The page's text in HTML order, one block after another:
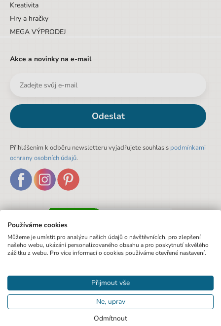
Kreativita
Hry a hračky
MEGA VÝPRODEJ
Akce a novinky na e-mail
Odeslat
Přihlášením k odběru newsletteru vyjadřujete souhlas s podmínkami
ochrany osobních údajů.
Používáme cookies
Můžeme je umístit pro analýzu našich údajů o návštěvnících, pro zlepšení
našeho webu, ukázání personalizovaného obsahu a pro poskytnutí skvělého
zážitku z webu. Pro více informací o cookies používáme otevřené nastavení.
Přijmout vše
Ne, uprav
Odmítnout